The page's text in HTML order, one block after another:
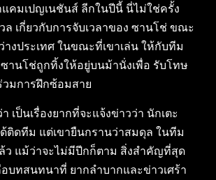
แคมเปญเนชันส์ ลีกในปีนี้ นี่ไม่ใช่ครั้ง
เกี่ยวกับการจับเวลาของ ซานโช่ ขณะ
งประเทศ ในขณะที่เขาเล่น ให้กับทีม
านโช่ถูกทิ้งให้อยู่บนม้านั่งเพื่อ รับโทษ
วมการฝึกซ้อมสาย
เป็นเรื่องยากที่จะแจ้งข่าวว่า นักเตะ
ติดทีม แต่เขายืนกรานว่าสมดุล ในทีม
ว แม้ว่าจะไม่มีปีกก็ตาม สิ่งสำคัญที่สุด
บทสนทนาที่ ยากลำบากและข่าวเศร้า